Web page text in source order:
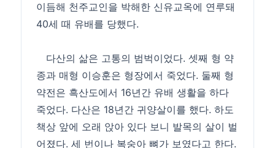
이듬해 천주교인을 박해한 신유교옥에 연루돼
40세 때 유배를 당했다.
다산의 삶은 고통의 범벅이었다. 셋째 형 약
종과 매형 이승훈은 형장에서 죽었다. 둘째 형
약전은 흑산도에서 16년간 유배 생활을 하다
죽었다. 다산은 18년간 귀양살이를 했다. 하도
책상 앞에 오래 앉아 있다 보니 발목의 살이 벌
어졌다. 세 번이나 복숭아 뼈가 보였다고 한다.